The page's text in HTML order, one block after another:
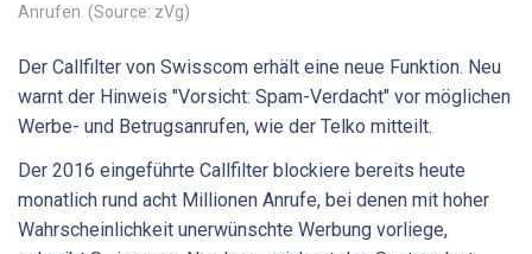
Anrufen. (Source: zVg)
Der Callfilter von Swisscom erhält eine neue Funktion. Neu
warnt der Hinweis "Vorsicht: Spam-Verdacht" vor möglichen
Werbe- und Betrugsanrufen, wie der Telko mitteilt.
Der 2016 eingeführte Callfilter blockiere bereits heute
monatlich rund acht Millionen Anrufe, bei denen mit hoher
Wahrscheinlichkeit unerwünschte Werbung vorliege,